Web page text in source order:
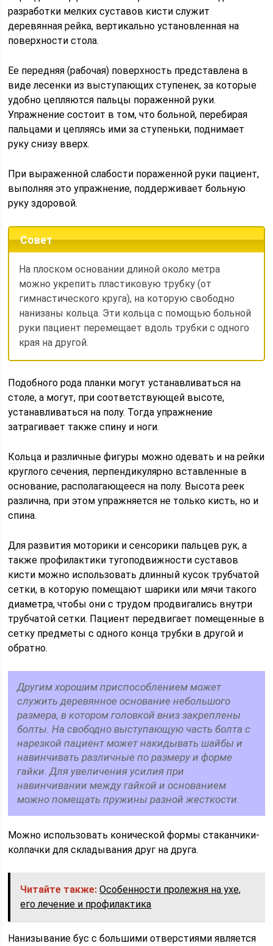
разработки мелких суставов кисти служит
деревянная рейка, вертикально установленная на
поверхности стола.
Ее передняя (рабочая) поверхность представлена в
виде лесенки из выступающих ступенек, за которые
удобно цепляются пальцы пораженной руки.
Упражнение состоит в том, что больной, перебирая
пальцами и цепляясь ими за ступеньки, поднимает
руку снизу вверх.
При выраженной слабости пораженной руки пациент,
выполняя это упражнение, поддерживает больную
руку здоровой.
Совет
На плоском основании длиной около метра
можно укрепить пластиковую трубку (от
гимнастического круга), на которую свободно
нанизаны кольца. Эти кольца с помощью больной
руки пациент перемещает вдоль трубки с одного
края на другой.
Подобного рода планки могут устанавливаться на
столе, а могут, при соответствующей высоте,
устанавливаться на полу. Тогда упражнение
затрагивает также спину и ноги.
Кольца и различные фигуры можно одевать и на рейки
круглого сечения, перпендикулярно вставленные в
основание, располагающееся на полу. Высота реек
различна, при этом упражняется не только кисть, но и
спина.
Для развития моторики и сенсорики пальцев рук, а
также профилактики тугоподвижности суставов
кисти можно использовать длинный кусок трубчатой
сетки, в которую помещают шарики или мячи такого
диаметра, чтобы они с трудом продвигались внутри
трубчатой сетки. Пациент передвигает помещенные в
сетку предметы с одного конца трубки в другой и
обратно.
Другим хорошим приспособлением может
служить деревянное основание небольшого
размера, в котором головкой вниз закреплены
болты. На свободно выступающую часть болта с
нарезкой пациент может накидывать шайбы и
навинчивать различные по размеру и форме
гайки. Для увеличения усилия при
навинчивании между гайкой и основанием
можно помещать пружины разной жесткости.
Можно использовать конической формы стаканчики-
колпачки для складывания друг на друга.
Читайте также: Особенности пролежня на ухе,
его лечение и профилактика
Нанизывание бус с большими отверстиями является